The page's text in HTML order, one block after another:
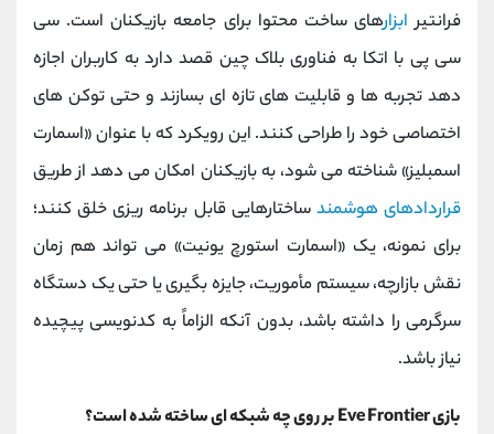
فرانتیر ابزارهای ساخت محتوا برای جامعه بازیکنان است. سی
‌سی ‌پی با اتکا به فناوری بلاک چین قصد دارد به کاربران اجازه
دهد تجربه‌ ها و قابلیت ‌های تازه ‌ای بسازند و حتی توکن ‌های
اختصاصی خود را طراحی کنند. این رویکرد که با عنوان «اسمارت
اسمبلیز» شناخته می ‌شود، به بازیکنان امکان می ‌دهد از طریق
قراردادهای هوشمند ساختارهایی قابل ‌برنامه ‌ریزی خلق کنند؛
برای نمونه، یک «اسمارت استورچ یونیت» می ‌تواند هم ‌زمان
نقش بازارچه، سیستم مأموریت، جایزه ‌بگیری یا حتی یک دستگاه
سرگرمی را داشته باشد، بدون آنکه الزاماً به کدنویسی پیچیده
نیاز باشد.
بازی Eve Frontier بر روی چه شبکه ای ساخته شده است؟